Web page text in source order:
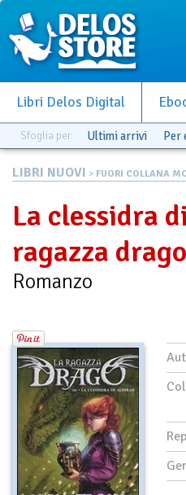
Libri Delos Digital
Sfoglia per Ultimi arrivi Per
LIBRI NUOVI > FUORI COLLANA
La clessidra
ragazza
Romanzo